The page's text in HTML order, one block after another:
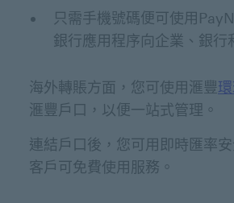
只需手機號碼便可使用
銀行應用程序向企業、銀行
海外轉賬方面，您可使用滙豐
滙豐戶口，以便一站式管理。
連結戶口後，您可用即時匯率
客戶可免費使用服務。